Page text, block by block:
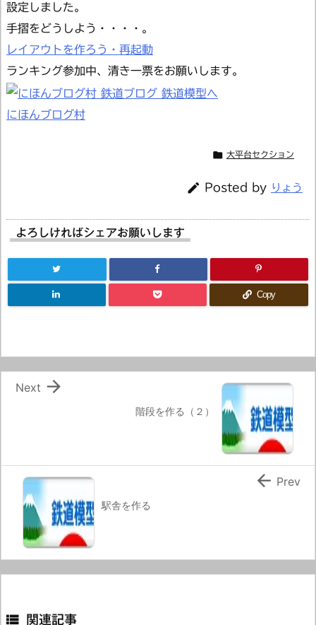
設定しました。
手摺をどうしよう・・・・。
レイアウトを作ろう・再起動
ランキング参加中、清き一票をお願いします。
にほんブログ村
 大平台セクション
 Posted by りょう
よろしければシェアお願いします
Copy
階段を作る（２）

Next
駅舎を作る
 Prev
 関連記事